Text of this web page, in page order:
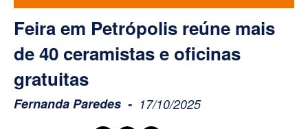
Feira em Petrópolis reúne mais
de 40 ceramistas e oficinas
gratuitas
Fernanda Paredes 17/10/2025